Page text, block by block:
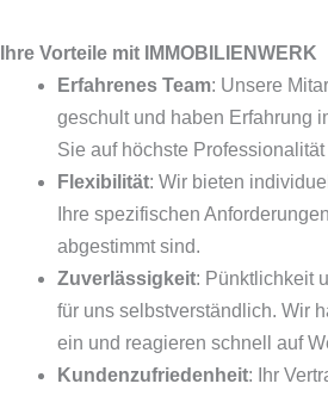
Ihre Vorteile mit IMMOBILIENWERK
Erfahrenes Team: Unsere
geschult und haben Erfahrung
Sie auf höchste
Flexibilität: Wir bieten
Ihre spezifischen
abgestimmt sind.
Zuverlässigkeit: Pünktlichkeit
für uns selbstverständlich. Wir
ein und reagieren schnell auf
Kundenzufriedenheit: Ihr